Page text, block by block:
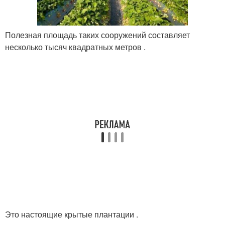
Полезная площадь таких сооружений составляет
несколько тысяч квадратных метров .
Это настоящие крытые плантации .